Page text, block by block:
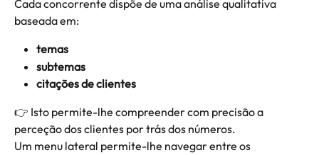
Cada concorrente dispõe de uma análise qualitativa
baseada em:
temas
subtemas
citações de clientes
👉 Isto permite-lhe compreender com precisão a
perceção dos clientes por trás dos números.
Um menu lateral permite-lhe navegar entre os